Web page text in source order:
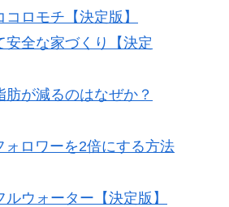
ロモチ【決定版】
安全な家づくり【決定
肪が減るのはなぜか？
ォロワーを2倍にする方法
ウォーター【決定版】